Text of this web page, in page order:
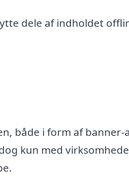
dele af indholdet
både i form af
kun med